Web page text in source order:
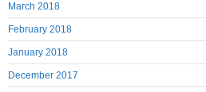
March 2018
February 2018
January 2018
December 2017